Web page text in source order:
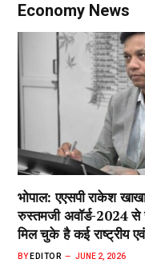
Economy News
भोपाल: एएसपी राकेश‌
रुस्तमजी अवॉर्ड-2024 से
मिल चुके है कई राष्ट्रीय
BY EDITOR JUNE 2, 2026